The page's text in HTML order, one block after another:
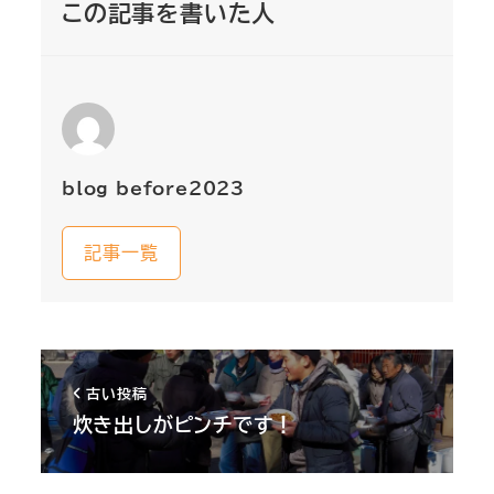
この記事を書いた人
blog_before2023
記事一覧
古い投稿
炊き出しがピンチです！